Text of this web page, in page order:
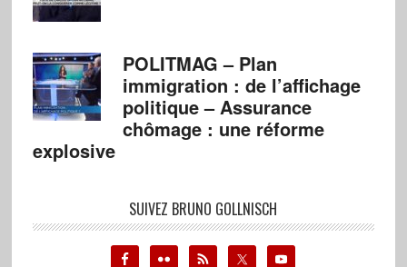
POLITMAG – Plan
immigration : de l’affichage
politique – Assurance
chômage : une réforme
explosive
SUIVEZ BRUNO GOLLNISCH